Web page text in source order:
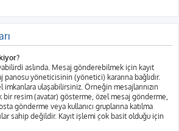
aslında. Mesaj gönderebilmek için kayıt
panosu yöneticisinin (yönetici) kararına bağlıdır.
imkanlara ulaşabilirsiniz. Örneğin mesajlarınızın
bir resim (avatar) gösterme, özel mesaj gönderme,
gönderme veya kullanıcı gruplarına katılma
sahip değildir. Kayıt işlemi çok basit olduğu için